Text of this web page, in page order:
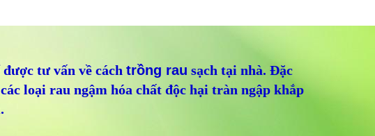
tư vấn về cách trồng rau sạch tại nhà. Đặc
loại rau ngậm hóa chất độc hại tràn ngập khắp